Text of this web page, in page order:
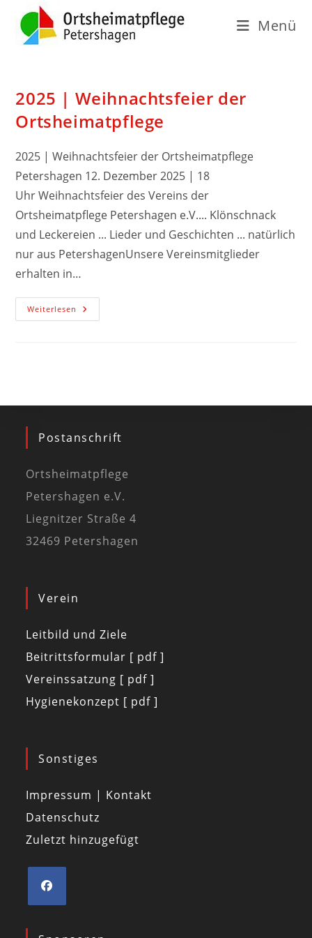
Menü
2025 | Weihnachtsfeier der
Ortsheimatpflege
2025 | Weihnachtsfeier der Ortsheimatpflege
Petershagen 12. Dezember 2025 | 18
Uhr Weihnachtsfeier des Vereins der
Ortsheimatpflege Petershagen e.V.... Klönschnack
und Leckereien ... Lieder und Geschichten ... natürlich
nur aus PetershagenUnsere Vereinsmitglieder
erhalten in…
Weiterlesen
Postanschrift
Ortsheimatpflege
Petershagen e.V.
Liegnitzer Straße 4
32469 Petershagen
Verein
Leitbild und Ziele
Beitrittsformular [ pdf ]
Vereinssatzung [ pdf ]
Hygienekonzept [ pdf ]
Sonstiges
Impressum | Kontakt
Datenschutz
Zuletzt hinzugefügt